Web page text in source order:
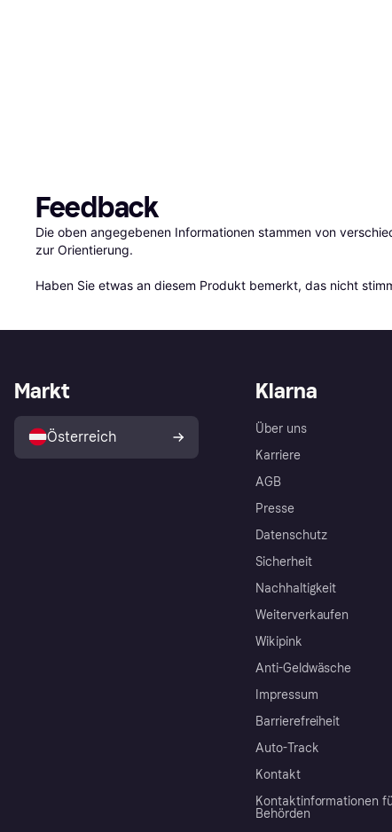
Feedback
Die oben angegebenen Informationen stammen von
zur Orientierung.
Haben Sie etwas an diesem Produkt bemerkt, das nicht
Klarna
Über uns
Karriere
AGB
Presse
Datenschutz
Sicherheit
Nachhaltigkeit
Weiterverkaufen
Wikipink
Anti-Geldwäsche
Impressum
Barrierefreiheit
Auto-Track
Kontakt
Kontaktinformationen
Behörden
Markt
Österreich